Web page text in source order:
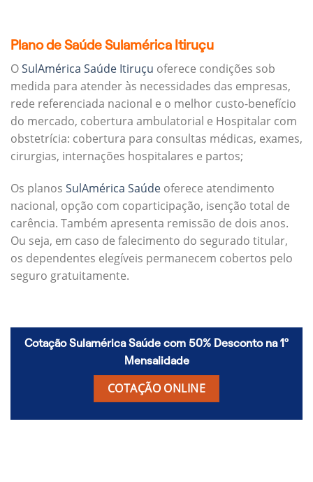
Plano de Saúde Sulamérica Itiruçu
OSulAmérica Saúde Itiruçu oferece condições sob
medida para atender às necessidades das empresas,
rede referenciada nacional e o melhor custo-benefício
do mercado, cobertura ambulatorial e Hospitalar com
obstetrícia: cobertura para consultas médicas, exames,
cirurgias, internações hospitalares e partos;
Os planos SulAmérica Saúde oferece atendimento
nacional, opção com coparticipação, isenção total de
carência. Também apresenta remissão de dois anos.
Ou seja, em caso de falecimento do segurado titular,
os dependentes elegíveis permanecem cobertos pelo
seguro gratuitamente.
Cotação Sulamérica Saúde com 50% Desconto na 1º
Mensalidade
COTAÇÃO ONLINE